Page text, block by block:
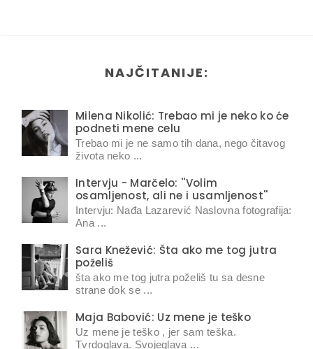
NAJČITANIJE:
Milena Nikolić: Trebao mi je neko ko će
podneti mene celu
Trebao mi je ne samo tih dana, nego čitavog
života neko ...
Intervju - Marčelo: ''Volim
osamljenost, ali ne i usamljenost''
Intervju: Nađa Lazarević Naslovna fotografija:
Ana ...
Sara Knežević: Šta ako me tog jutra
poželiš
šta ako me tog jutra poželiš tu sa desne
strane dok se ...
Maja Babović: Uz mene je teško
Uz mene je teško , jer sam teška.
Tvrdoglava. Svojeglava ...